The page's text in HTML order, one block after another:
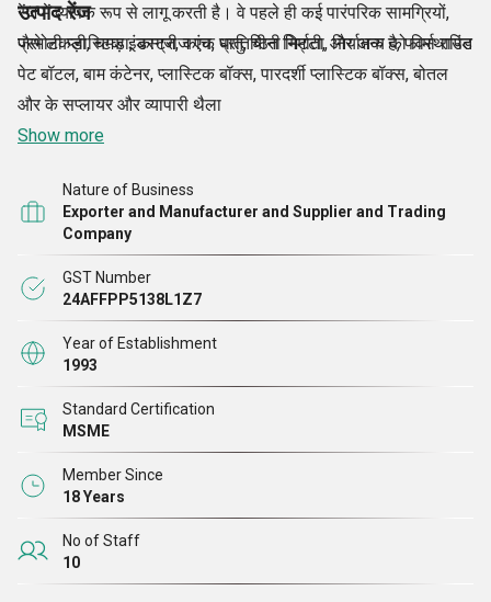
रेंज में व्यापक रूप से लागू करती है। वे पहले ही कई पारंपरिक सामग्रियों,
जैसे लकड़ी, चमड़ा, कागज, कांच, धातु, चीनी मिट्टी, और अन्य को विस्थापित
उत्पाद रेंज
प्रभोटी प्लास्टिक इंडस्ट्रीज एक प्रतिष्ठित निर्माता, निर्यातक है, फार्मा राउंड
पेट बॉटल, बाम कंटेनर, प्लास्टिक बॉक्स, पारदर्शी प्लास्टिक बॉक्स, बोतल
और के सप्लायर और व्यापारी थैला
Show more
Nature of Business
Exporter and Manufacturer and Supplier and Trading
Company
GST Number
24AFFPP5138L1Z7
Year of Establishment
1993
Standard Certification
MSME
Member Since
18 Years
No of Staff
10